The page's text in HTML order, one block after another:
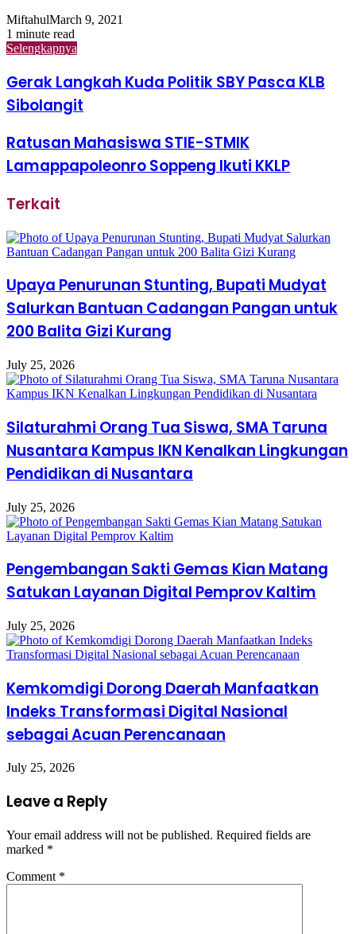
MiftahulMarch 9, 2021
1 minute read
Selengkapnya
Gerak Langkah Kuda Politik SBY Pasca KLB
Sibolangit
Ratusan Mahasiswa STIE-STMIK
Lamappapoleonro Soppeng Ikuti KKLP
Terkait
Upaya Penurunan Stunting, Bupati Mudyat
Salurkan Bantuan Cadangan Pangan untuk
200 Balita Gizi Kurang
July 25, 2026
Silaturahmi Orang Tua Siswa, SMA Taruna
Nusantara Kampus IKN Kenalkan Lingkungan
Pendidikan di Nusantara
July 25, 2026
Pengembangan Sakti Gemas Kian Matang
Satukan Layanan Digital Pemprov Kaltim
July 25, 2026
Kemkomdigi Dorong Daerah Manfaatkan
Indeks Transformasi Digital Nasional
sebagai Acuan Perencanaan
July 25, 2026
Leave a Reply
Your email address will not be published. Required fields are
marked *
Comment *